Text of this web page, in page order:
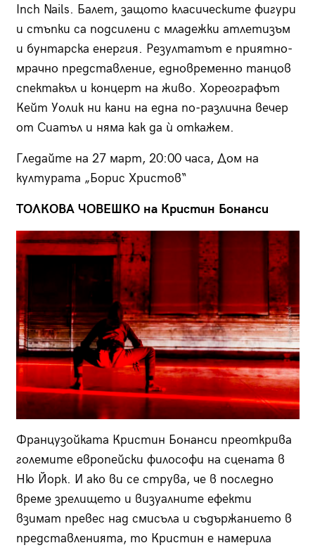
Inch Nails. Балет, защото класическите фигури
и стъпки са подсилени с младежки атлетизъм
и бунтарска енергия. Резултатът е приятно-
мрачно представление, едновременно танцов
спектакъл и концерт на живо. Хореографът
Кейт Уолик ни кани на една по-различна вечер
от Сиатъл и няма как да ѝ откажем.
Гледайте на 27 март, 20:00 часа, Дом на
културата „Борис Христов“
ТОЛКОВА ЧОВЕШКО на Кристин Бонанси
Французойката Кристин Бонанси преоткрива
големите европейски философи на сцената в
Ню Йорк. И ако ви се струва, че в последно
време зрелището и визуалните ефекти
взимат превес над смисъла и съдържанието в
представленията, то Кристин е намерила